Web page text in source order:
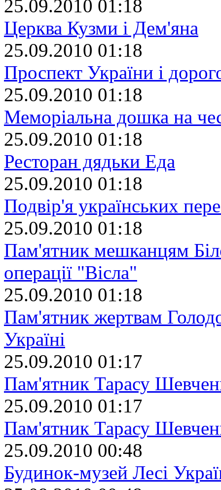
25.09.2010 01:18
Церква Кузми і Дем'яна
25.09.2010 01:18
Проспект України і
25.09.2010 01:18
Меморіальна дошка на
25.09.2010 01:18
Ресторан дядьки Еда
25.09.2010 01:18
Подвір'я українських
25.09.2010 01:18
Пам'ятник мешканцям
операції "Вісла"
25.09.2010 01:18
Пам'ятник жертвам
Україні
25.09.2010 01:17
Пам'ятник Тарасу
25.09.2010 01:17
Пам'ятник Тарасу
25.09.2010 00:48
Будинок-музей Лесі